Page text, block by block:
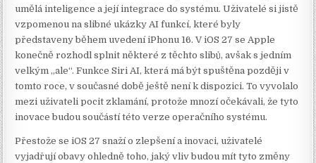
umělá inteligence a její integrace do systému. Uživatelé si jistě
vzpomenou na slibné ukázky AI funkcí, které byly
představeny během uvedení iPhonu 16. V iOS 27 se Apple
konečně rozhodl splnit některé z těchto slibů, avšak s jedním
velkým „ale“. Funkce Siri AI, která má být spuštěna později v
tomto roce, v současné době ještě není k dispozici. To vyvolalo
mezi uživateli pocit zklamání, protože mnozí očekávali, že tyto
inovace budou součástí této verze operačního systému.
Přestože se iOS 27 snaží o zlepšení a inovaci, uživatelé
vyjadřují obavy ohledně toho, jaký vliv budou mít tyto změny